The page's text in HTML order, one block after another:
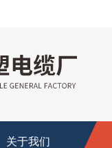
关于我们